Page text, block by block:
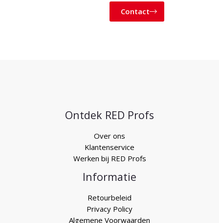
Contact
Ontdek RED Profs
Over ons
Klantenservice
Werken bij RED Profs
Informatie
Retourbeleid
Privacy Policy
Algemene Voorwaarden